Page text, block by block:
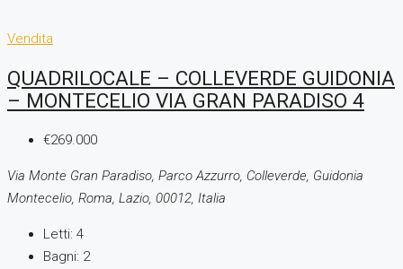
Vendita
QUADRILOCALE – COLLEVERDE GUIDONIA
– MONTECELIO VIA GRAN PARADISO 4
€269.000
Via Monte Gran Paradiso, Parco Azzurro, Colleverde, Guidonia
Montecelio, Roma, Lazio, 00012, Italia
Letti: 4
Bagni: 2